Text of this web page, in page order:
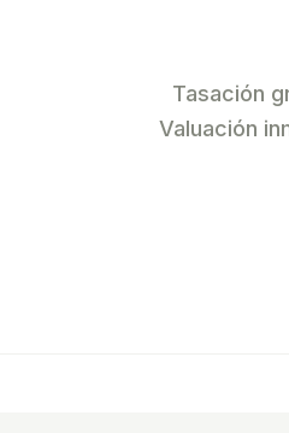
Tasación
Valuación